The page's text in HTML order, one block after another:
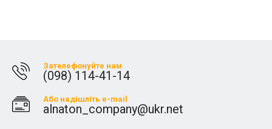
Зателефонуйте нам
(098) 114-41-14
Або надішліть e-mail
alnaton_company@ukr.net